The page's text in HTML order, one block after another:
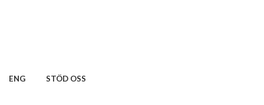
ENG STÖD OSS